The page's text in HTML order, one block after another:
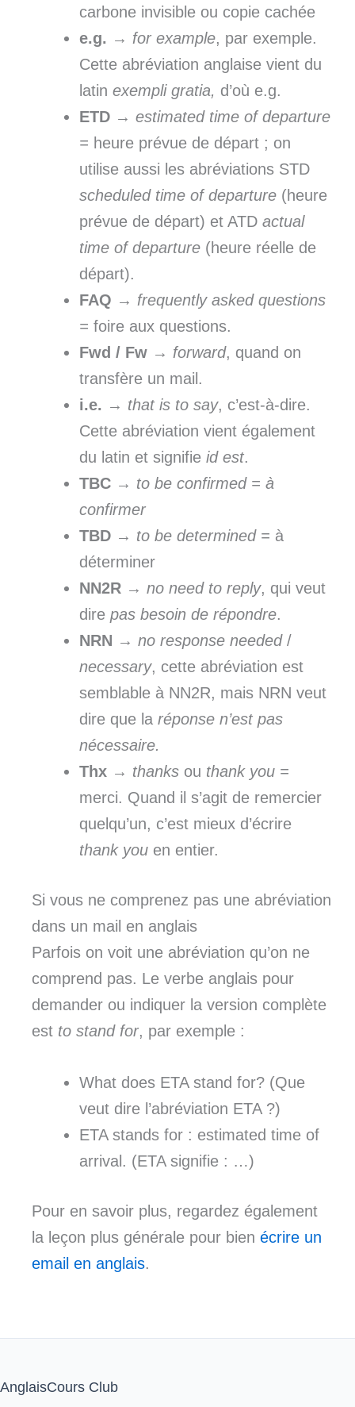
carbone invisible ou copie cachée
e.g. → for example, par exemple.
Cette abréviation anglaise vient du
latin exempli gratia, d’où e.g.
ETD → estimated time of departure
= heure prévue de départ ; on
utilise aussi les abréviations STD
scheduled time of departure (heure
prévue de départ) et ATD actual
time of departure (heure réelle de
départ).
FAQ → frequently asked questions
= foire aux questions.
Fwd / Fw → forward, quand on
transfère un mail.
i.e. → that is to say, c’est-à-dire.
Cette abréviation vient également
du latin et signifie id est.
TBC → to be confirmed = à
confirmer
TBD → to be determined = à
déterminer
NN2R → no need to reply, qui veut
dire pas besoin de répondre.
NRN → no response needed/
necessary, cette abréviation est
semblable à NN2R, mais NRN veut
dire que la réponse n’est pas
nécessaire.
Thx → thanks ou thank you =
merci. Quand il s’agit de remercier
quelqu’un, c’est mieux d’écrire
thank you en entier.
Si vous ne comprenez pas une abréviation
dans un mail en anglais
Parfois on voit une abréviation qu’on ne
comprend pas. Le verbe anglais pour
demander ou indiquer la version complète
est to stand for, par exemple :
What does ETA stand for? (Que
veut dire l’abréviation ETA ?)
ETA stands for : estimated time of
arrival. (ETA signifie : …)
Pour en savoir plus, regardez également
la leçon plus générale pour bien écrire un
email en anglais.
AnglaisCours Club